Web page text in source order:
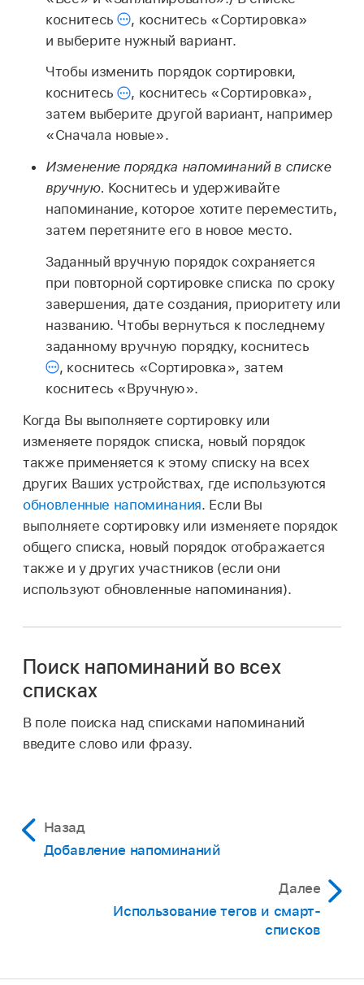
коснитесь
, коснитесь «Сортировка»
и выберите нужный вариант.
Чтобы изменить порядок сортировки,
коснитесь
, коснитесь «Сортировка»,
затем выберите другой вариант, например
«Сначала новые».
Изменение порядка напоминаний в списке
вручную. Коснитесь и удерживайте
напоминание, которое хотите переместить,
затем перетяните его в новое место.
Заданный вручную порядок сохраняется
при повторной сортировке списка по сроку
завершения, дате создания, приоритету или
названию. Чтобы вернуться к последнему
заданному вручную порядку, коснитесь
, коснитесь «Сортировка», затем
коснитесь «Вручную».
Когда Вы выполняете сортировку или
изменяете порядок списка, новый порядок
также применяется к этому списку на всех
других Ваших устройствах, где используются
обновленные напоминания. Если Вы
выполняете сортировку или изменяете порядок
общего списка, новый порядок отображается
также и у других участников (если они
используют обновленные напоминания).
Поиск напоминаний во всех
списках
В поле поиска над списками напоминаний
введите слово или фразу.
Назад
Добавление напоминаний
Далее
Использование тегов и смарт-
списков